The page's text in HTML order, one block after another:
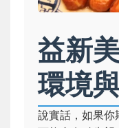
益新
環境
說實話，如果你